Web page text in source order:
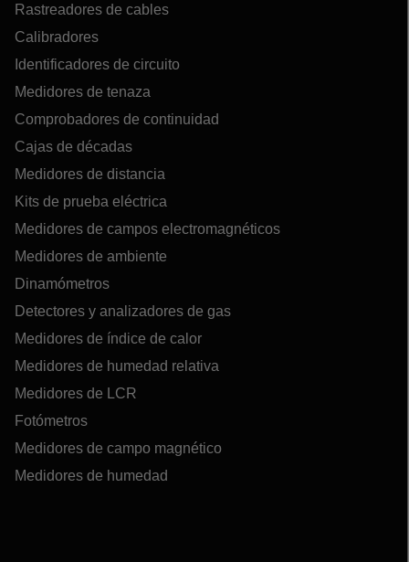
Rastreadores de cables
Calibradores
Identificadores de circuito
Medidores de tenaza
Comprobadores de continuidad
Cajas de décadas
Medidores de distancia
Kits de prueba eléctrica
Medidores de campos electromagnéticos
Medidores de ambiente
Dinamómetros
Detectores y analizadores de gas
Medidores de índice de calor
Medidores de humedad relativa
Medidores de LCR
Fotómetros
Medidores de campo magnético
Medidores de humedad